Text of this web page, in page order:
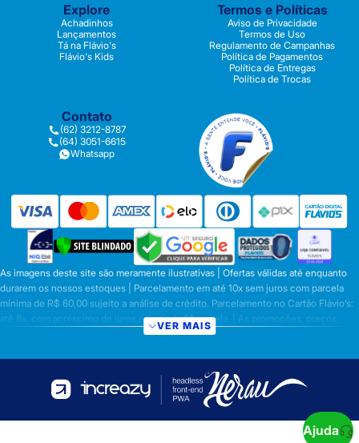
Explore
Achadinhos
Lançamentos
Tá na Flávio's
Flávio's Kids
Termos e Políticas
Aviso de Privacidade
Termos de Uso
Regulamento de Campanhas
Política de Pagamentos
Política de Entregas
Política de Trocas
Contato
(62) 3212-8787
(64) 3051-6615
Whatsapp
As imagens deste site são meramente ilustrativas | Ofertas válidas até enquanto
durarem os nossos estoques | Parcelamento em até 10x sem juros com parcela
mínima de R$ 60,00 sujeito a análise de crédito. Parcelamento no Cartão Flávio’s:
até 8x, com acréscimo de juros a partir da 6ª parcela. | As promoções, preços,
parcelamentos e condições de pagamento são válidas apenas para compras
preços válidos para os produtos serão aqueles exibidos no ato da conclusão da
operação, conforme exibição, e desde que haja disponibilidade dos produtos |
Frete Grátis para compras em Goiás, DF com pedido mínimo de R$ 349,90,
demais Regiões do Brasil valor mínimo de R$ R$ 349,90. Promoção de Frete
Grátis só se aplica aos prazos fixos citado acima ou na tabela de frete. Prazo para a
VER MAIS
Ajuda